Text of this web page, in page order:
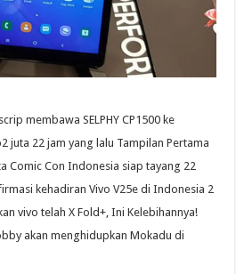
membawa SELPHY CP1500 ke
juta 22 jam yang lalu Tampilan Pertama
Comic Con Indonesia siap tayang 22
kehadiran Vivo V25e di Indonesia 2
vivo telah X Fold+, Ini Kelebihannya!
akan menghidupkan Mokadu di